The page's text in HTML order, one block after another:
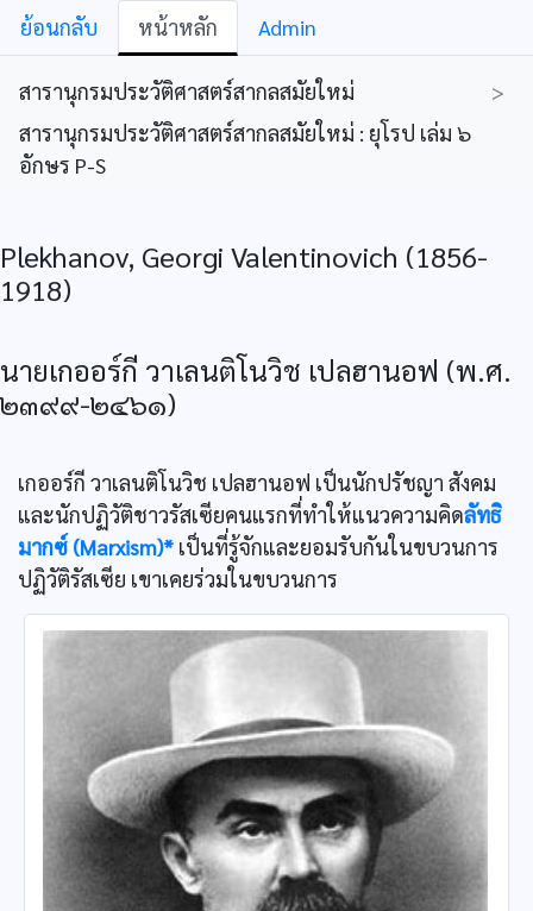
ย้อนกลับ หน้าหลัก Admin
สารานุกรมประวัติศาสตร์สากลสมัยใหม่
>
สารานุกรมประวัติศาสตร์สากลสมัยใหม่ : ยุโรป เล่ม ๖
อักษร P-S
Plekhanov, Georgi Valentinovich (1856-
1918)
นายเกออร์กี วาเลนติโนวิช เปลฮานอฟ (พ.ศ.
๒๓๙๙-๒๔๖๑)
เกออร์กี วาเลนติโนวิช เปลฮานอฟ เป็นนักปรัชญา สังคม
และนักปฏิวัติชาวรัสเซียคนแรกที่ทำให้แนวความคิดลัทธิ
มากซ์ (Marxism)* เป็นที่รู้จักและยอมรับกันในขบวนการ
ปฏิวัติรัสเซีย เขาเคยร่วมในขบวนการ